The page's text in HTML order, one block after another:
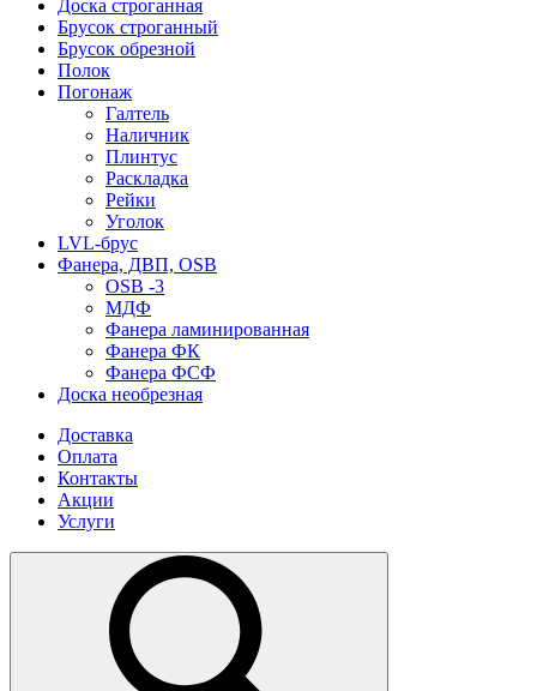
Доска строганная
Брусок строганный
Брусок обрезной
Полок
Погонаж
Галтель
Наличник
Плинтус
Раскладка
Рейки
Уголок
LVL-брус
Фанера, ДВП, OSB
OSB -3
МДФ
Фанера ламинированная
Фанера ФК
Фанера ФСФ
Доска необрезная
Доставка
Оплата
Контакты
Акции
Услуги